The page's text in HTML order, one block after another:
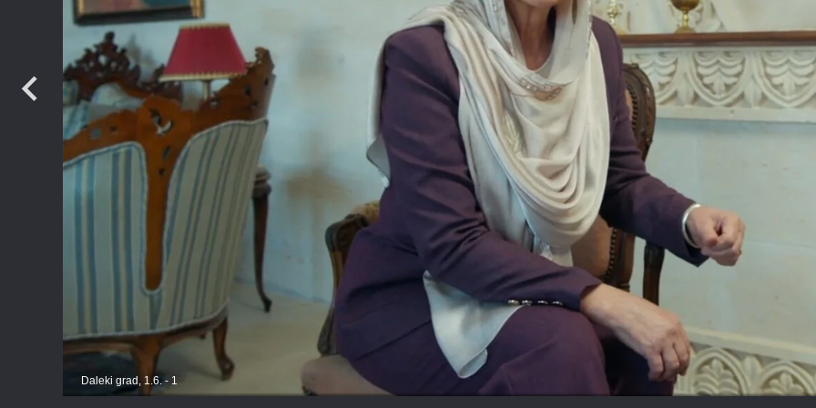
Daleki grad, 1.6. - 1